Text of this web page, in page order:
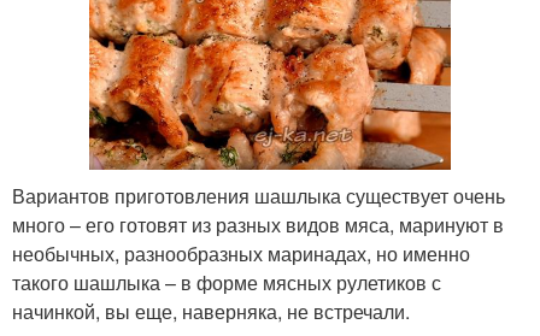
Вариантов приготовления шашлыка существует очень
много – его готовят из разных видов мяса, маринуют в
необычных, разнообразных маринадах, но именно
такого шашлыка – в форме мясных рулетиков с
начинкой, вы еще, наверняка, не встречали.